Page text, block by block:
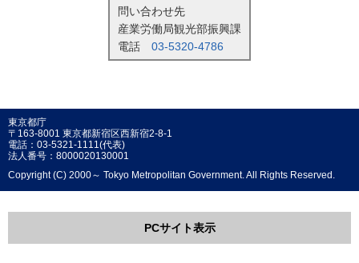
問い合わせ先
産業労働局観光部振興課
電話 03-5320-4786
東京都庁
〒163-8001 東京都新宿区西新宿2-8-1
電話：03-5321-1111(代表)
法人番号：8000020130001
Copyright (C) 2000～ Tokyo Metropolitan Government. All Rights Reserved.
PCサイト表示